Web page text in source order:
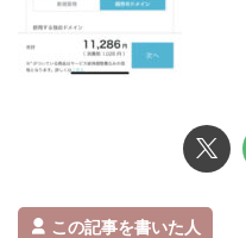
この記事を書いた人